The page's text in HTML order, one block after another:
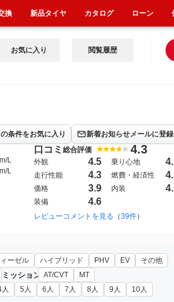
お気に入り 閲覧履歴
条件をお気に入り 新着お知らせメールに登録
L
L
口コミ 総合評価 4.3
外観 4.5 乗り心地
走行性能 4.3 燃費・経済性
価格 3.9 内装
装備 4.6
レビューコメントを見る （39件）
ーゼル ハイブリッド PHV EV その他
ミッション AT/CVT MT
人 5人 6人 7人 8人 9人
10人
換 新品タイヤ カタログ ローン